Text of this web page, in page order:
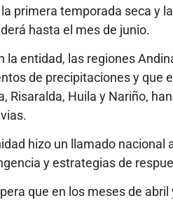
primera temporada seca y
hasta el mes de junio.
la entidad, las regiones
de precipitaciones y que
Risaralda, Huila y Nariño,
hizo un llamado nacional
y estrategias de
que en los meses de